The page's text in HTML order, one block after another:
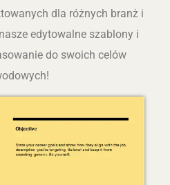
dla różnych branż i
edytowalne szablony i
do swoich celów